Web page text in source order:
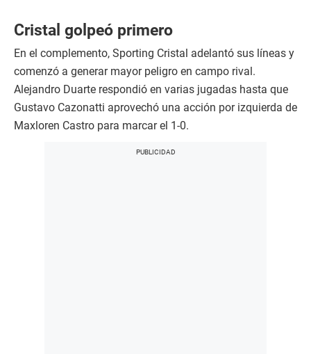
Cristal golpeó primero
En el complemento, Sporting Cristal adelantó sus líneas y
comenzó a generar mayor peligro en campo rival.
Alejandro Duarte respondió en varias jugadas hasta que
Gustavo Cazonatti aprovechó una acción por izquierda de
Maxloren Castro para marcar el 1-0.